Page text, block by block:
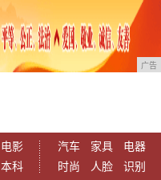
广告
电影
本科
汽车 家具
电器
时尚
人脸 识别